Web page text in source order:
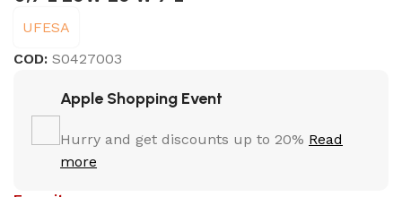
UFESA
COD:S0427003
Apple Shopping Event
Hurry and get discounts up to 20% Read
more